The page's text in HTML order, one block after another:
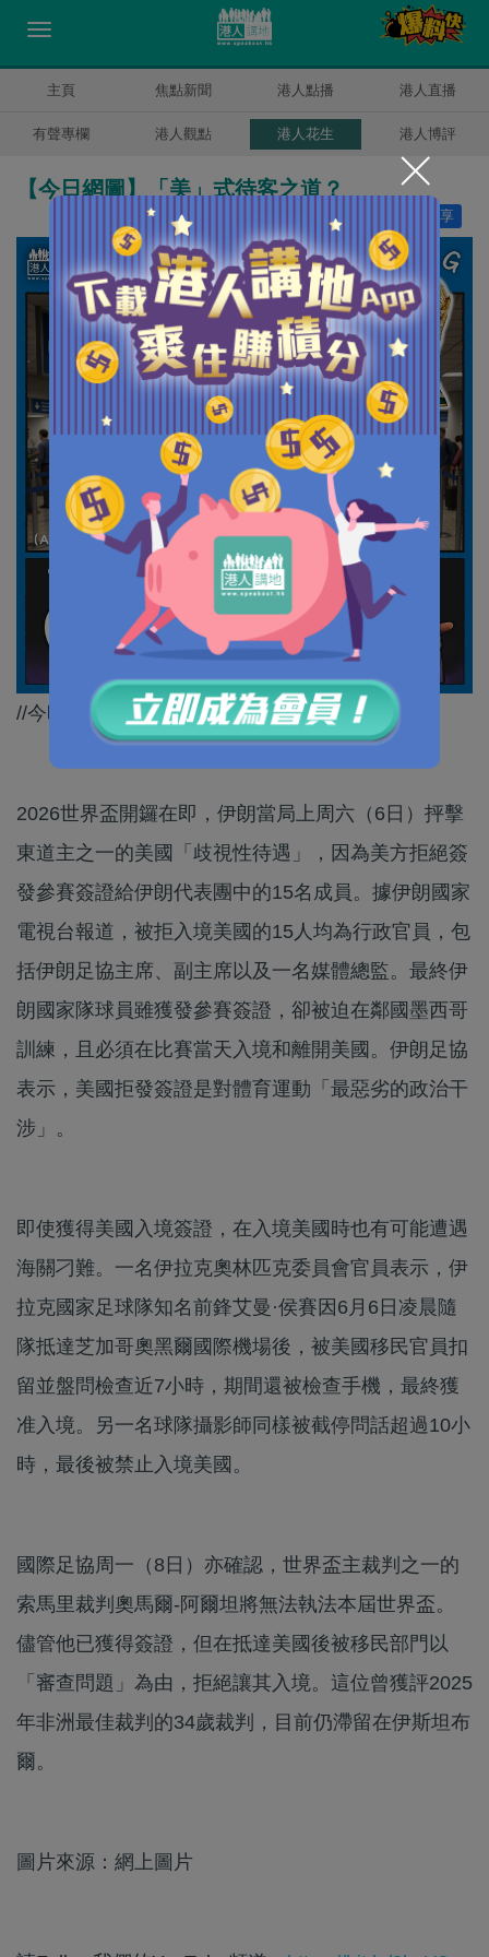
主頁 焦點新聞 港人點播 港人直播
有聲專欄 港人觀點 港人花生 港人博評
【今日網圖】「美」式待客之道？
分享
讚好
//今時今日咁樣待客，真係搵鬼去美國咯～//
2026世界盃開鑼在即，伊朗當局上周六（6日）抨擊
東道主之一的美國「歧視性待遇」，因為美方拒絕簽
發參賽簽證給伊朗代表團中的15名成員。據伊朗國家
電視台報道，被拒入境美國的15人均為行政官員，包
括伊朗足協主席、副主席以及一名媒體總監。最終伊
朗國家隊球員雖獲發參賽簽證，卻被迫在鄰國墨西哥
訓練，且必須在比賽當天入境和離開美國。伊朗足協
表示，美國拒發簽證是對體育運動「最惡劣的政治干
涉」。
即使獲得美國入境簽證，在入境美國時也有可能遭遇
海關刁難。一名伊拉克奧林匹克委員會官員表示，伊
拉克國家足球隊知名前鋒艾曼·侯賽因6月6日凌晨隨
隊抵達芝加哥奧黑爾國際機場後，被美國移民官員扣
留並盤問檢查近7小時，期間還被檢查手機，最終獲
准入境。另一名球隊攝影師同樣被截停問話超過10小
時，最後被禁止入境美國。
國際足協周一（8日）亦確認，世界盃主裁判之一的
索馬里裁判奧馬爾-阿爾坦將無法執法本屆世界盃。
儘管他已獲得簽證，但在抵達美國後被移民部門以
「審查問題」為由，拒絕讓其入境。這位曾獲評2025
年非洲最佳裁判的34歲裁判，目前仍滯留在伊斯坦布
爾。
圖片來源：網上圖片